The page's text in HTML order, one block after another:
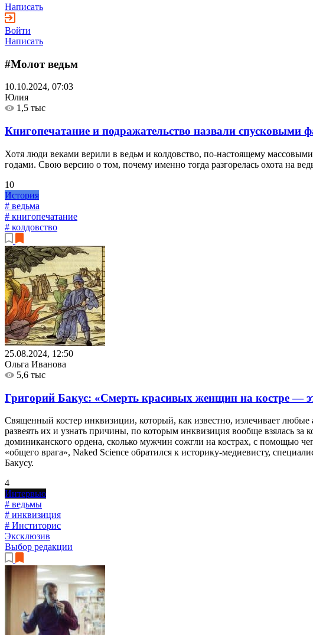
Написать
Войти
Написать
#Молот ведьм
10.10.2024, 07:03
Юлия
1,5 тыс
Книгопечатание и подражательство назвали спусковыми
Хотя люди веками верили в ведьм и колдовство, по-настоящему
годами. Свою версию о том, почему именно тогда разгорелась охота на
10
История
# ведьма
# книгопечатание
# колдовство
25.08.2024, 12:50
Ольга Иванова
5,6 тыс
Григорий Бакус: «Смерть красивых женщин на костре —
Священный костер инквизиции, который, как известно, излечивает
развеять их и узнать причины, по которым инквизиция вообще взялась
доминиканского ордена, сколько мужчин сожгли на кострах, с помощью
«общего врага», Naked Science обратился к историку-медиевисту,
Бакусу.
4
Интервью
# ведьмы
# инквизиция
# Инститорис
Эксклюзив
Выбор редакции